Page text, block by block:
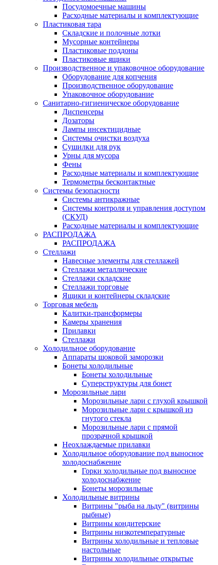
Посудомоечные машины
Расходные материалы и комплектующие
Пластиковая тара
Складские и полочные лотки
Мусорные контейнеры
Пластиковые поддоны
Пластиковые ящики
Производственное и упаковочное оборудование
Оборудование для копчения
Производственное оборудование
Упаковочное оборудование
Санитарно-гигиеническое оборудование
Диспенсеры
Дозаторы
Лампы инсектицидные
Системы очистки воздуха
Сушилки для рук
Урны для мусора
Фены
Расходные материалы и комплектующие
Термометры бесконтактные
Системы безопасности
Системы антикражные
Системы контроля и управления доступом
(СКУД)
Расходные материалы и комплектующие
РАСПРОДАЖА
РАСПРОДАЖА
Стеллажи
Навесные элементы для стеллажей
Стеллажи металлические
Стеллажи складские
Стеллажи торговые
Ящики и контейнеры складские
Торговая мебель
Калитки-трансформеры
Камеры хранения
Прилавки
Стеллажи
Холодильное оборудование
Аппараты шоковой заморозки
Бонеты холодильные
Бонеты холодильные
Суперструктуры для бонет
Морозильные лари
Морозильные лари с глухой крышкой
Морозильные лари с крышкой из
гнутого стекла
Морозильные лари с прямой
прозрачной крышкой
Неохлаждаемые прилавки
Холодильное оборудование под выносное
холодоснабжение
Горки холодильные под выносное
холодоснабжение
Бонеты морозильные
Холодильные витрины
Витрины "рыба на льду" (витрины
рыбные)
Витрины кондитерские
Витрины низкотемпературные
Витрины холодильные и тепловые
настольные
Витрины холодильные открытые